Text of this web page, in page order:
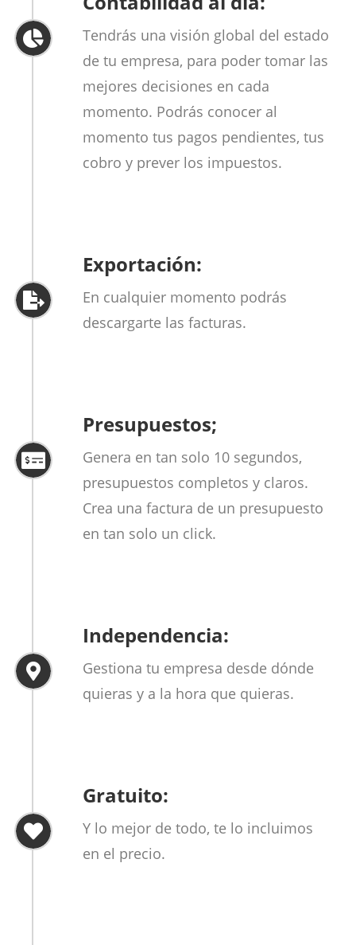
Tendrás una visión global del estado
de tu empresa, para poder tomar las
mejores decisiones en cada
momento. Podrás conocer al
momento tus pagos pendientes, tus
cobro y prever los impuestos.
Exportación:
En cualquier momento podrás
descargarte las facturas.
Presupuestos;
Genera en tan solo 10 segundos,
presupuestos completos y claros.
Crea una factura de un presupuesto
en tan solo un click.
Independencia:
Gestiona tu empresa desde dónde
quieras y a la hora que quieras.
Gratuito:
Y lo mejor de todo, te lo incluimos
en el precio.